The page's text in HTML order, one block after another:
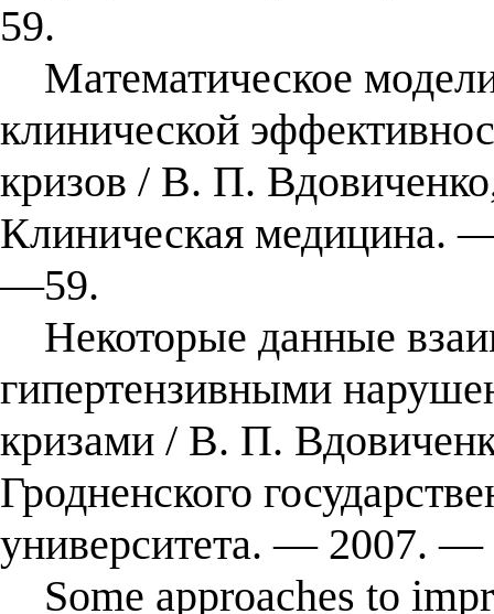
59.
Математическое
клинической
кризов / В. П.
Клиническая
—59.
Некоторые данные
гипертензивными
кризами / В. П.
Гродненского
университета. —
Some approaches to